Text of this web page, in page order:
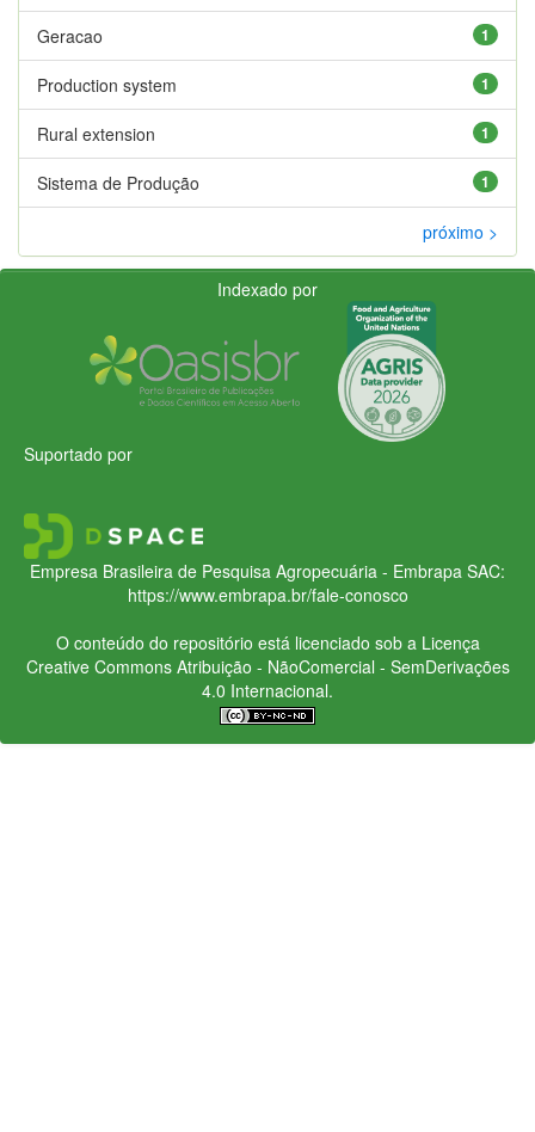
1
Geracao
1
Production system
1
Rural extension
1
Sistema de Produção
próximo >
Indexado por
Suportado por
Empresa Brasileira de Pesquisa Agropecuária - Embrapa SAC:
https://www.embrapa.br/fale-conosco
O conteúdo do repositório está licenciado sob a Licença
Creative CommonsAtribuição - NãoComercial - SemDerivações
4.0 Internacional.